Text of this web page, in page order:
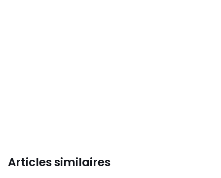
Articles similaires